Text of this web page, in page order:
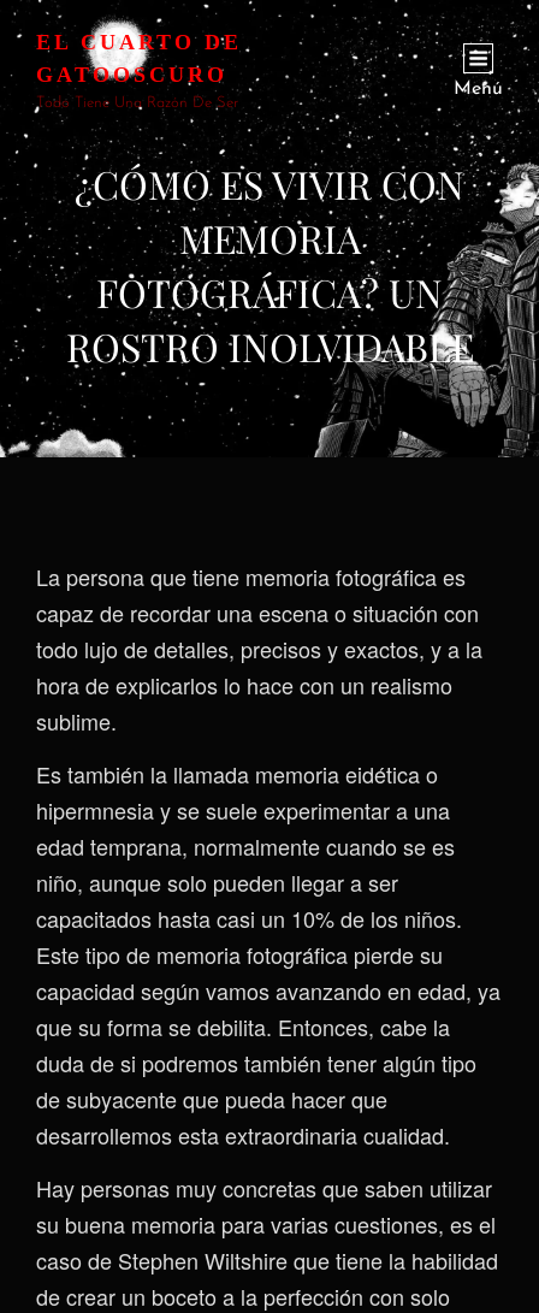
EL CUARTO DE
GATOOSCURO
Todo Tiene Una Razón De Ser
Menú
¿CÓMO ES VIVIR CON
MEMORIA
FOTOGRÁFICA? UN
ROSTRO INOLVIDABLE
La persona que tiene memoria fotográfica es
capaz de recordar una escena o situación con
todo lujo de detalles, precisos y exactos, y a la
hora de explicarlos lo hace con un realismo
sublime.
Es también la llamada memoria eidética o
hipermnesia y se suele experimentar a una
edad temprana, normalmente cuando se es
niño, aunque solo pueden llegar a ser
capacitados hasta casi un 10% de los niños.
Este tipo de memoria fotográfica pierde su
capacidad según vamos avanzando en edad, ya
que su forma se debilita. Entonces, cabe la
duda de si podremos también tener algún tipo
de subyacente que pueda hacer que
desarrollemos esta extraordinaria cualidad.
Hay personas muy concretas que saben utilizar
su buena memoria para varias cuestiones, es el
caso de Stephen Wiltshire que tiene la habilidad
de crear un boceto a la perfección con solo